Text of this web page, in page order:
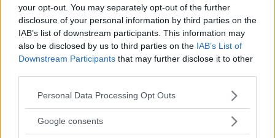
your opt-out. You may separately opt-out of the further
disclosure of your personal information by third parties on the
IAB’s list of downstream participants. This information may
also be disclosed by us to third parties on the IAB’s List of
Downstream Participants that may further disclose it to other
Please note that this website/app uses one or more Google
not limited to your visit or usage behaviour. You may click to
Personal Data Processing Opt Outs
Google consents